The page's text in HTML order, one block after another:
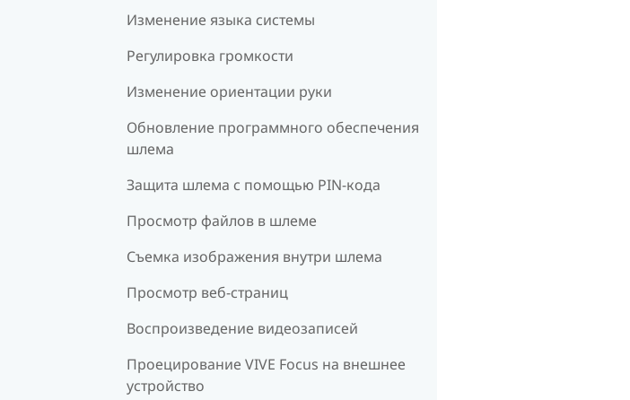
Изменение языка системы
Регулировка громкости
Изменение ориентации руки
Обновление программного обеспечения
шлема
Защита шлема с помощью PIN-кода
Просмотр файлов в шлеме
Съемка изображения внутри шлема
Просмотр веб-страниц
Воспроизведение видеозаписей
Проецирование VIVE Focus на внешнее
устройство